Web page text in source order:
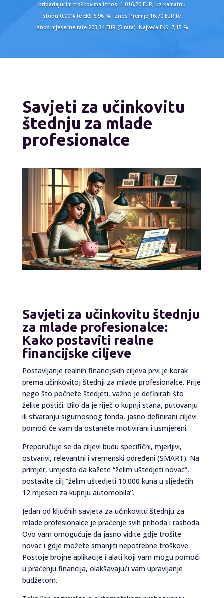
pripadajućim troškovima iznosi 1.016,70 EUR, uz kamatnu
stopu 0,00% te EKS 6,96 %, iznos Premije 16,70 EUR te
iznos mjesečne rate 203,34 EUR (5 rata). Najveća EKS: 7,15 %
Savjeti za učinkovitu
štednju za mlade
profesionalce
Savjeti za učinkovitu štednju
za mlade profesionalce:
Kako postaviti realne
financijske ciljeve
Postavljanje realnih financijskih ciljeva prvi je korak
prema učinkovitoj štednji za mlade profesionalce. Prije
nego što počnete štedjeti, važno je definirati što
želite postići. Bilo da je riječ o kupnji stana, putovanju
ili stvaranju sigurnosnog fonda, jasno definirani ciljevi
pomoći će vam da ostanete motivirani i usmjereni.
Preporučuje se da ciljevi budu specifični, mjerljivi,
ostvarivi, relevantni i vremenski određeni (SMART). Na
primjer, umjesto da kažete “želim uštedjeti novac”,
postavite cilj “želim uštedjeti 10.000 kuna u sljedećih
12 mjeseci za kupnju automobila”.
Jedan od ključnih savjeta za učinkovitu štednju za
mlade profesionalce je praćenje svih prihoda i rashoda.
Ovo vam omogućuje da jasno vidite gdje trošite
novac i gdje možete smanjiti nepotrebne troškove.
Postoje brojne aplikacije i alati koji vam mogu pomoći
u praćenju financija, olakšavajući vam upravljanje
budžetom.